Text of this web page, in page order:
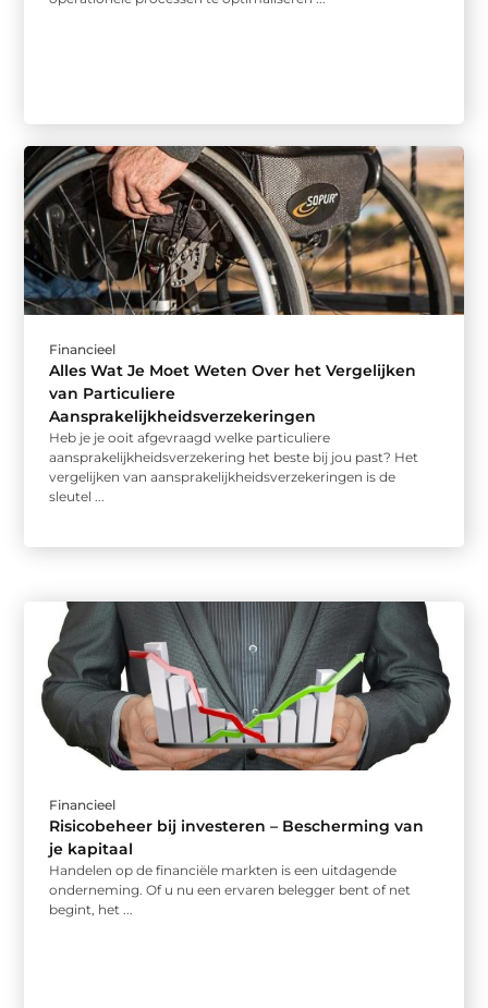
Financieel
Alles Wat Je Moet Weten Over het Vergelijken
van Particuliere
Aansprakelijkheidsverzekeringen
Heb je je ooit afgevraagd welke particuliere
aansprakelijkheidsverzekering het beste bij jou past? Het
vergelijken van aansprakelijkheidsverzekeringen is de
sleutel ...
Financieel
Risicobeheer bij investeren – Bescherming van
je kapitaal
Handelen op de financiële markten is een uitdagende
onderneming. Of u nu een ervaren belegger bent of net
begint, het ...